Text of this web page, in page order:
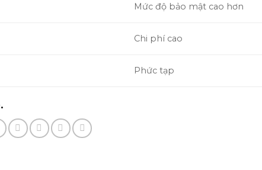
Mức độ bảo mật cao hơn
Chi phí cao
Phức tạp